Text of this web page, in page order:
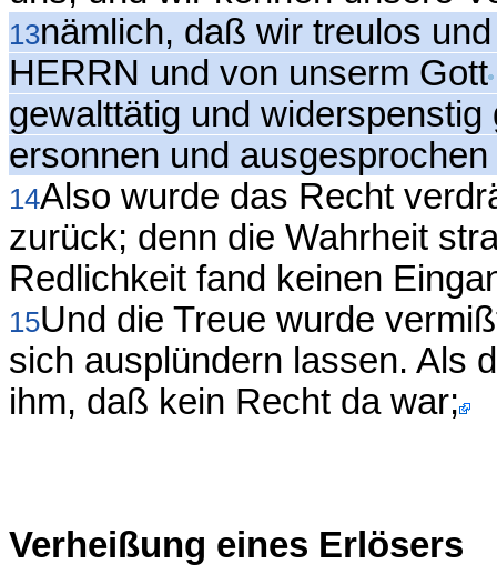
13nämlich, daß wir treulos
HERRN und von unserm Gott
gewalttätig und
ersonnen und
14Also wurde das Recht
zurück; denn die Wahrheit
Redlichkeit fand keinen
15Und die Treue wurde
sich ausplündern lassen. Als
ihm, daß kein Recht da war;
Verheißung eines Erlösers